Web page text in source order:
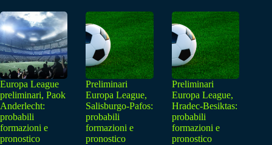
Europa League
preliminari, Paok
Anderlecht:
probabili
formazioni e
pronostico
Preliminari
Europa League,
Salisburgo-Pafos:
probabili
formazioni e
pronostico
Preliminari
Europa League,
Hradec-Besiktas:
probabili
formazioni e
pronostico